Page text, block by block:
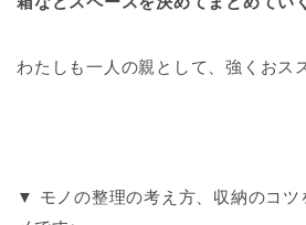
わたしも一人の親として、強くおス
▼ モノの整理の考え方、収納のコツ